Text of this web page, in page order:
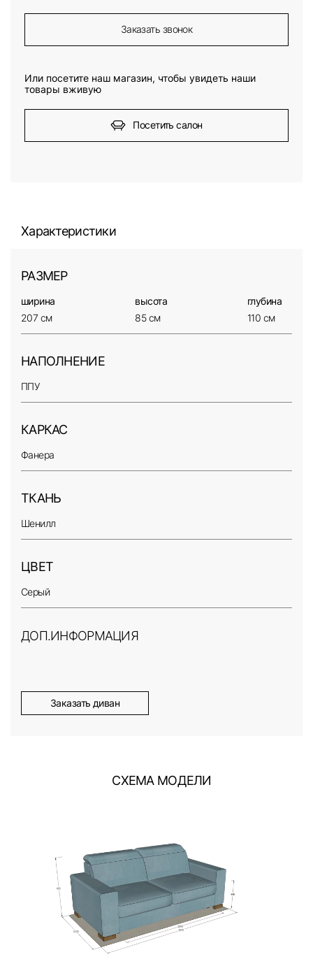
Заказать звонок
Или посетите наш магазин, чтобы увидеть наши
товары вживую
Посетить салон
Характеристики
РАЗМЕР
ширина
207 см
высота
85 см
глубина
110 см
НАПОЛНЕНИЕ
ППУ
КАРКАС
Фанера
ТКАНЬ
Шенилл
ЦВЕТ
Серый
ДОП.ИНФОРМАЦИЯ
Заказать диван
СХЕМА МОДЕЛИ